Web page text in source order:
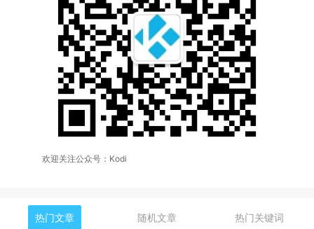
欢迎关注公众号：Kodi
热门文章 随机文章 热门关键词